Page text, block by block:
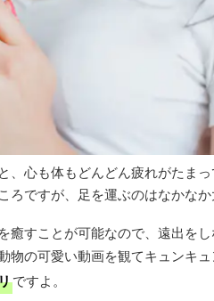
、心も体もどんどん疲れがたま
ですが、足を運ぶのはなかなか
癒すことが可能なので、遠出を
の可愛い動画を観てキュンキュ
ですよ。